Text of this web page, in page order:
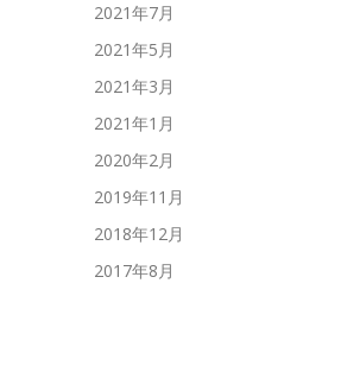
2021年7月
2021年5月
2021年3月
2021年1月
2020年2月
2019年11月
2018年12月
2017年8月